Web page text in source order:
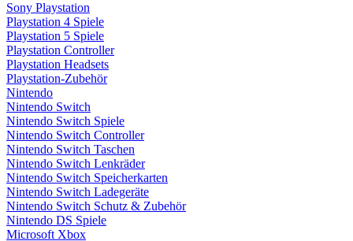
Sony Playstation
Playstation 4 Spiele
Playstation 5 Spiele
Playstation Controller
Playstation Headsets
Playstation-Zubehör
Nintendo
Nintendo Switch
Nintendo Switch Spiele
Nintendo Switch Controller
Nintendo Switch Taschen
Nintendo Switch Lenkräder
Nintendo Switch Speicherkarten
Nintendo Switch Ladegeräte
Nintendo Switch Schutz & Zubehör
Nintendo DS Spiele
Microsoft Xbox